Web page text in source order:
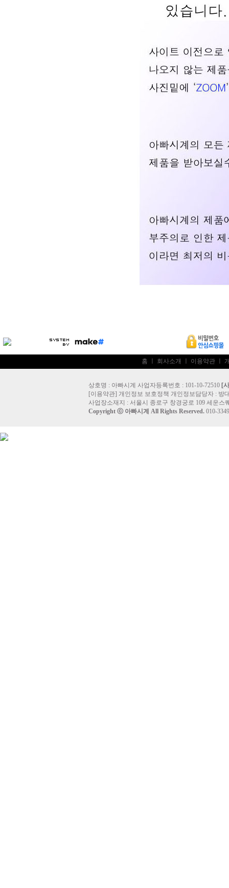
홈 회사소개 이용약관
상호명 : 아빠시계 사업자등록번호 : 101-10-72510 [
[이용약관] 개인정보 보호정책 개인정보담당자 : 방
사업장소재지 : 서울시 종로구 창경궁로 109 세운스
Copyright ⓒ 아빠시계 All Rights Reserved. 010-